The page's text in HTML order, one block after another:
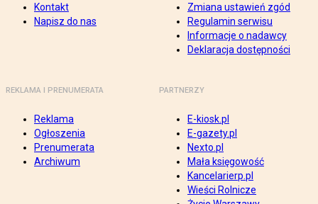
Kontakt
Napisz do nas
Zmiana ustawień zgód
Regulamin serwisu
Informacje o nadawcy
Deklaracja dostępności
REKLAMA I PRENUMERATA
Reklama
Ogłoszenia
Prenumerata
Archiwum
PARTNERZY
E-kiosk.pl
E-gazety.pl
Nexto.pl
Mała księgowość
Kancelarierp.pl
Wieści Rolnicze